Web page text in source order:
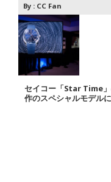
By : CC Fan
セイコー「Star Time
作のスペシャルモデル